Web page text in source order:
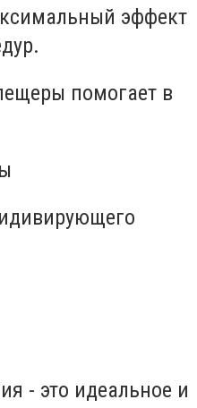
эффект
помогает в
- это идеальное и